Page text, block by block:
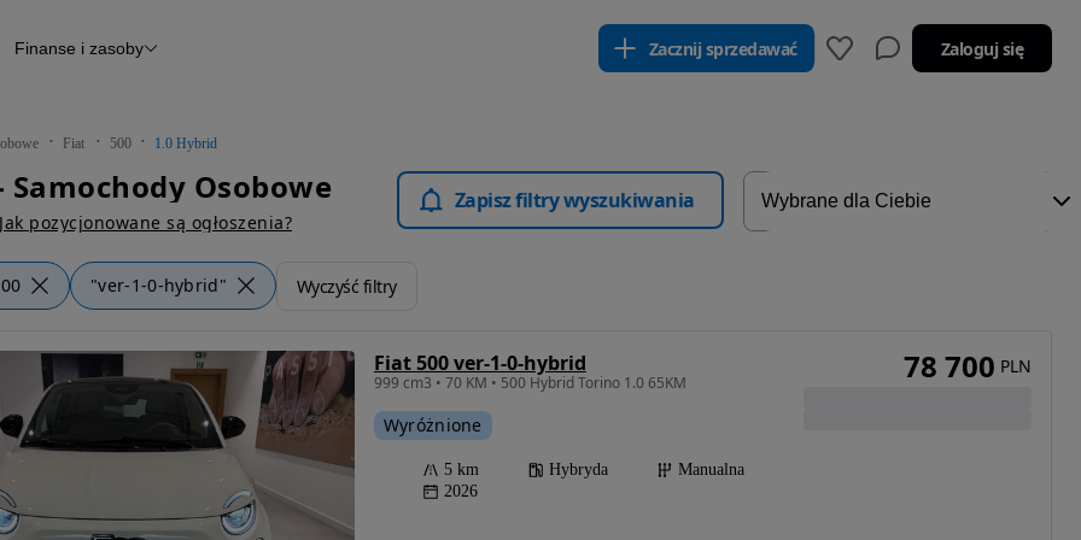
Raport z inspekcji
Otomoto News
Finanse i zasoby Zacznij sprzedawać Zaloguj się
Fiat 500 1.0 Hybrid
Samochody Osobowe
Jak pozycjonowane są ogłoszenia?
Zapisz filtry wyszukiwania
"ver-1-0-hybrid" Wyczyść filtry
Fiat 500 ver-1-0-hybrid
999 cm3 • 70 KM • 500 Hybrid Torino 1.0 65KM
Wyróżnione
5 km Hybryda
Manualna
2026
78 700 PLN